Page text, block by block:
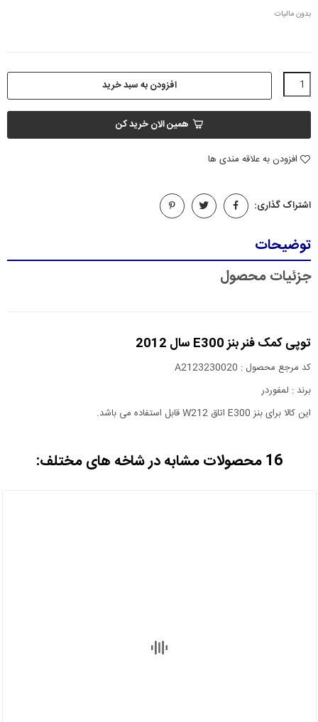
بدون مالیات
افزودن به سبد خرید
همین الان خرید کن
افزودن به علاقه مندی ها
اشتراک گذاری:
توضیحات
جزئیات محصول
توپی کمک فنر بنز E300 سال 2012
کد مرجع محصول : A2123230020
برند : لمفوردر
این کالا برای بنز E300 اتاق W212 قابل استفاده می باشد.
16 محصولات مشابه در شاخه های مختلف: